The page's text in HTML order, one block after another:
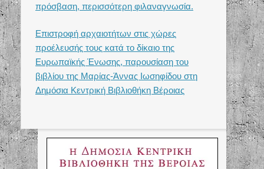
πρόσβαση, περισσότερη φιλαναγνωσία.
Επιστροφή αρχαιοτήτων στις χώρες
προέλευσής τους κατά το δίκαιο της
Ευρωπαϊκής Ένωσης, παρουσίαση του
βιβλίου της Μαρίας-Άννας Ιωσηφίδου στη
Δημόσια Κεντρική Βιβλιοθήκη Βέροιας